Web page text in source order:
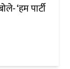
‘हम पार्टी